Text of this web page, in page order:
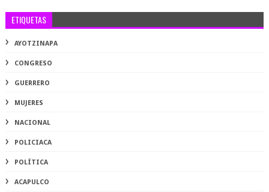
ETIQUETAS
AYOTZINAPA
CONGRESO
GUERRERO
MUJERES
NACIONAL
POLICIACA
POLÍTICA
ACAPULCO